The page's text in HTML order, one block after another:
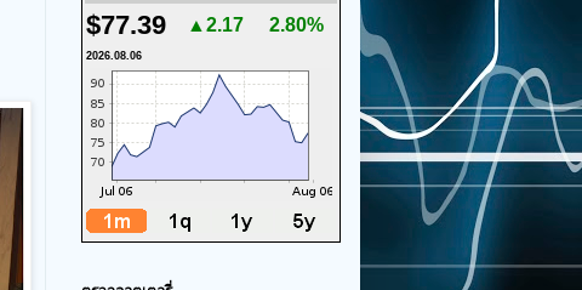
$77.39 ▲2.17 2.80%
2026.08.06